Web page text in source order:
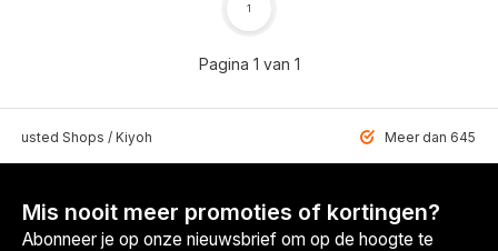
Pagina 1 van 1
1
Shops / Kiyoh Meer dan 6459
Mis nooit meer promoties of kortingen?
Abonneer je op onze nieuwsbrief om op de hoogte te